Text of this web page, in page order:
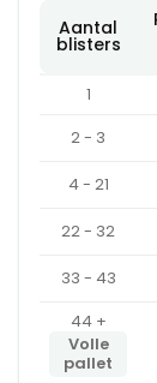
Aantal
blisters
1
2 - 3
4 - 21
22 - 32
33 - 43
44 +
Volle
pallet